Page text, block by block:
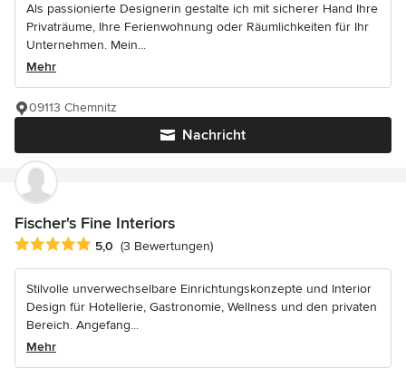
Als passionierte Designerin gestalte ich mit sicherer Hand Ihre
Privaträume, Ihre Ferienwohnung oder Räumlichkeiten für Ihr
Unternehmen. Mein...
Mehr
Nachricht
09113 Chemnitz
Fischer's Fine Interiors
Durchschnittliche Bewertung: 5 von 5 Sternen
5,0 (3 Bewertungen)
Stilvolle unverwechselbare Einrichtungskonzepte und Interior
Design für Hotellerie, Gastronomie, Wellness und den privaten
Bereich. Angefang...
Mehr